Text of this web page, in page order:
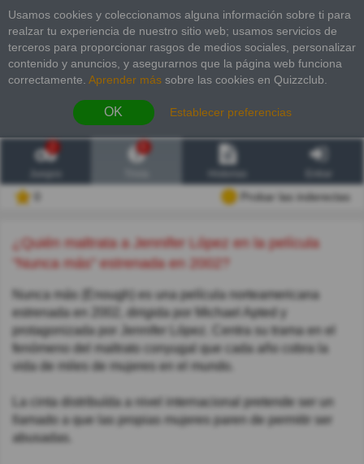
Usamos cookies y coleccionamos alguna información sobre ti para
realzar tu experiencia de nuestro sitio web; usamos servicios de
terceros para proporcionar rasgos de medios sociales, personalizar
contenido y anuncios, y asegurarnos que la página web funciona
correctamente. Aprender más sobre las cookies en Quizzclub.
OK Establecer preferencias
2
Probar las inderectas
¿Quién maltrata a Jennifer López en la película
"Nunca más" estrenada en 2002?
Nunca más (Enough) es una película norteamericana
estrenada en 2002, dirigida por Michael Apted y
protagonizada por Jennifer López. Centra su trama en el
fenómeno del maltrato conyugal que cada año cobra la
vida de miles de mujeres en el mundo.
La cinta distribuída a nivel internacional pretende ser un
llamado a que las propias mujeres paren de permitir ser
abusadas.